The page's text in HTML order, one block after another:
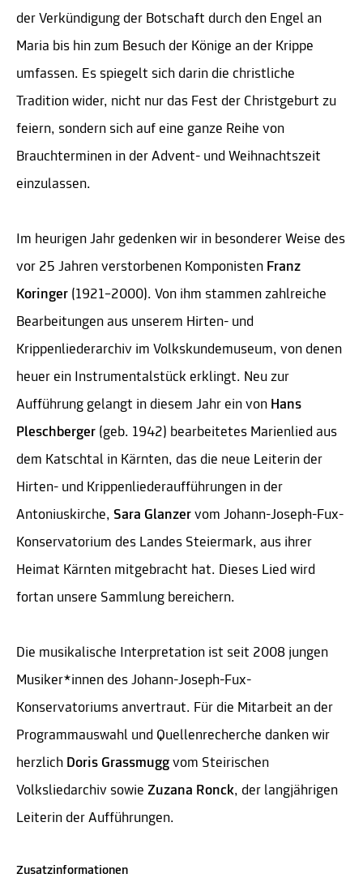
der Verkündigung der Botschaft durch den Engel an
Maria bis hin zum Besuch der Könige an der Krippe
umfassen. Es spiegelt sich darin die christliche
Tradition wider, nicht nur das Fest der Christgeburt zu
feiern, sondern sich auf eine ganze Reihe von
Brauchterminen in der Advent- und Weihnachtszeit
einzulassen.
Im heurigen Jahr gedenken wir in besonderer Weise des
vor 25 Jahren verstorbenen Komponisten Franz
Koringer (1921–2000). Von ihm stammen zahlreiche
Bearbeitungen aus unserem Hirten- und
Krippenliederarchiv im Volkskundemuseum, von denen
heuer ein Instrumentalstück erklingt. Neu zur
Aufführung gelangt in diesem Jahr ein von Hans
Pleschberger (geb. 1942) bearbeitetes Marienlied aus
dem Katschtal in Kärnten, das die neue Leiterin der
Hirten- und Krippenliederaufführungen in der
Antoniuskirche, Sara Glanzer vom Johann-Joseph-Fux-
Konservatorium des Landes Steiermark, aus ihrer
Heimat Kärnten mitgebracht hat. Dieses Lied wird
fortan unsere Sammlung bereichern.
Die musikalische Interpretation ist seit 2008 jungen
Musiker*innen des Johann-Joseph-Fux-
Konservatoriums anvertraut. Für die Mitarbeit an der
Programmauswahl und Quellenrecherche danken wir
herzlich Doris Grassmugg vom Steirischen
Volksliedarchiv sowie Zuzana Ronck, der langjährigen
Leiterin der Aufführungen.
Zusatzinformationen